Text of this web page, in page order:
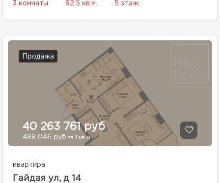
3 комнаты 82.5 кв.м. 5 этаж
Продажа
40 263 761 руб
488 046 руб за 1 кв.м.
квартира
Гайдая ул, д 14